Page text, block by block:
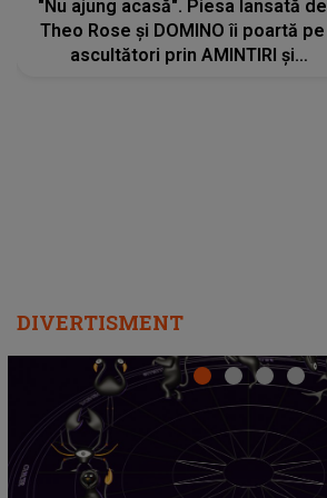
"Nu ajung acasă". Piesa lansată de
Theo Rose și DOMINO îi poartă pe
ascultători prin AMINTIRI și
DIVERTISMENT